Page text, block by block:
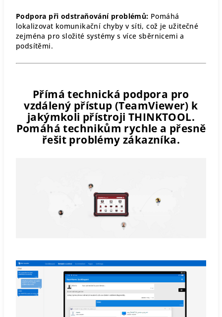
Podpora při odstraňování problémů: Pomáhá
lokalizovat komunikační chyby v síti, což je užitečné
zejména pro složité systémy s více sběrnicemi a
podsítěmi.
Přímá technická podpora pro
vzdálený přístup (TeamViewer) k
jakýmkoli přístroji THINKTOOL.
Pomáhá technikům rychle a přesně
řešit problémy zákazníka.